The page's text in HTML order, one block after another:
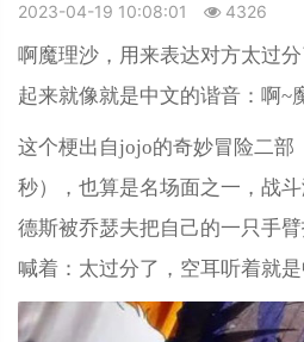
2023-04-19 10:08:01 4326
啊魔理沙，用来表达对方太过
起来就像就是中文的谐音：啊~
这个梗出自jojo的奇妙冒险二部
秒），也算是名场面之一，战
德斯被乔瑟夫把自己的一只手
喊着：太过分了，空耳听着就是